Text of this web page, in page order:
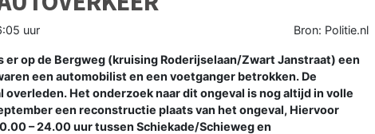
uur Bron: Politie.nl
er op de Bergweg (kruising Roderijselaan/Zwart Janstraat) een
een automobilist en een voetganger betrokken. De
Het onderzoek naar dit ongeval is nog altijd in volle
een reconstructie plaats van het ongeval, Hiervoor
– 24.00 uur tussen Schiekade/Schieweg en